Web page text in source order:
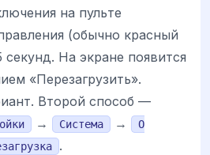
на пульте
(обычно красный
секунд. На экране появится
«Перезагрузить».
Второй способ —
→ Система →
О
.